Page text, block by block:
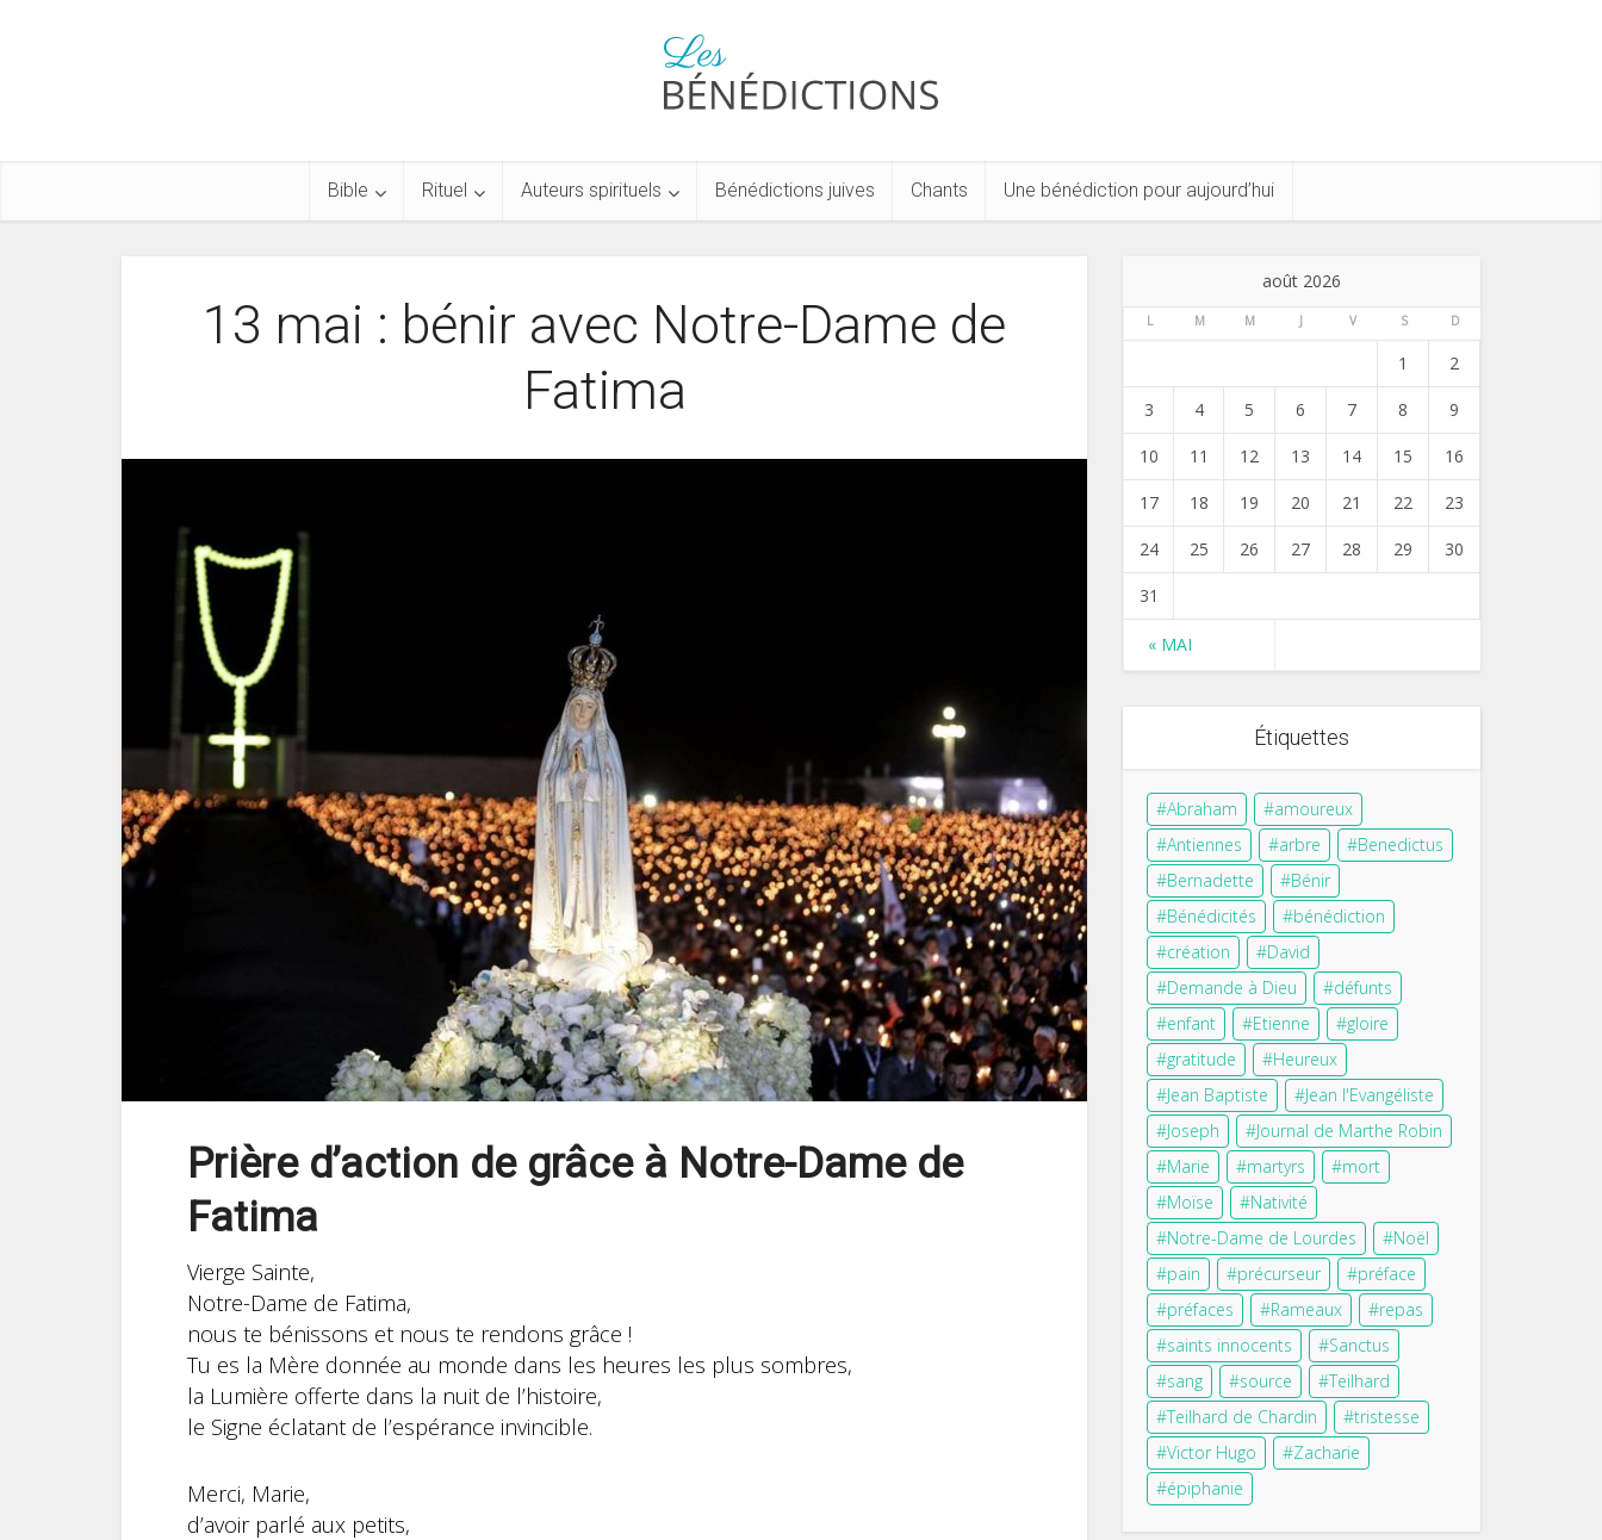
Bible Rituel Auteurs spirituels Bénédictions juives Chants Une bénédiction pour aujourd’hui
13 mai : bénir avec Notre-Dame de
Fatima
Prière d’action de grâce à Notre-Dame de
Fatima
Vierge Sainte,
Notre-Dame de Fatima,
nous te bénissons et nous te rendons grâce !
Tu es la Mère donnée au monde dans les heures les plus sombres,
la Lumière offerte dans la nuit de l’histoire,
le Signe éclatant de l’espérance invincible.
Merci, Marie,
d’avoir parlé aux petits,
août 2026
L M M J V S D
« MAI
1 2
3 4 5 6 7 8 9
10 11 12 13 14 15 16
17 18 19 20 21 22 23
24 25 26 27 28 29 30
31
Étiquettes
Abraham
amoureux
Antiennes
arbre
Benedictus
Bernadette
Bénir
Bénédicités
bénédiction
création
David
Demande à Dieu
défunts
enfant
Etienne
gloire
gratitude
Heureux
Jean Baptiste
Jean l'Evangéliste
Joseph
Journal de Marthe Robin
Marie
martyrs
mort
Moïse
Nativité
Notre-Dame de Lourdes
Noël
pain
précurseur
préface
préfaces
Rameaux
repas
saints innocents
Sanctus
sang
source
Teilhard
Teilhard de Chardin
tristesse
Victor Hugo
Zacharie
épiphanie